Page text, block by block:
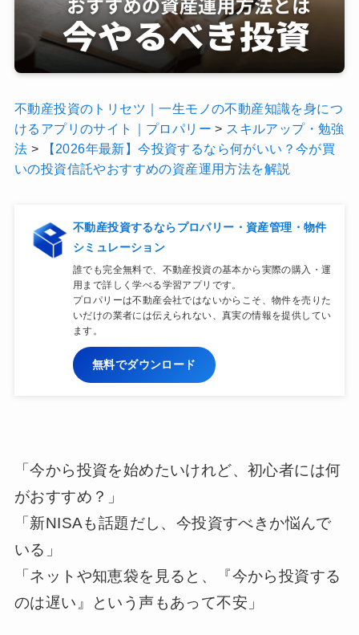
不動産投資のトリセツ｜一生モノの不動産知識を身につ
けるアプリのサイト｜プロパリー > スキルアップ・勉強
法 >
【2026年最新】今投資するなら何がいい？今が買
いの投資信託やおすすめの資産運用方法を解説
不動産投資するならプロパリー・資産管理・物件
シミュレーション
誰でも完全無料で、不動産投資の基本から実際の購入・運
用まで詳しく学べる学習アプリです。
プロパリーは不動産会社ではないからこそ、物件を売りた
いだけの業者には伝えられない、真実の情報を提供してい
ます。
無料でダウンロード
「今から投資を始めたいけれど、初心者には何
がおすすめ？」
「新NISAも話題だし、今投資すべきか悩んで
いる」
「ネットや知恵袋を見ると、『今から投資する
のは遅い』という声もあって不安」